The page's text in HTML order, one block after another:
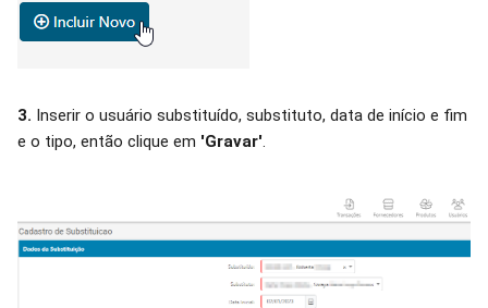
3. Inserir o usuário substituído, substituto, data de início e fim
e o tipo, então clique em 'Gravar'.